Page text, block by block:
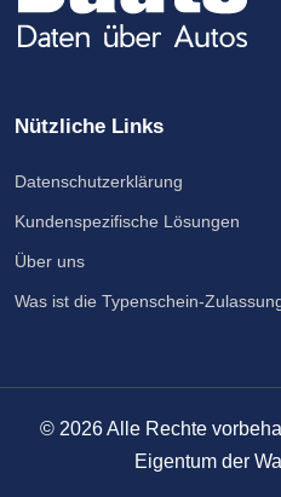
Nützliche Links
Datenschutzerklärung
Kundenspezifische Lösungen
Über uns
Was ist die Typenschein-
© 2026Alle Rechte
Eigentum der